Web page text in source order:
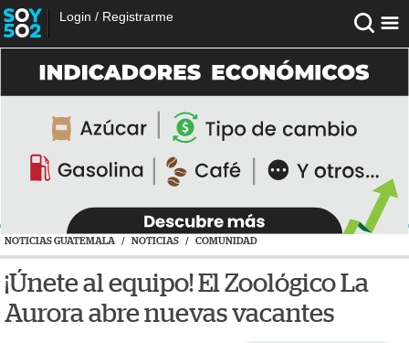
Login / Registrarme
NOTICIAS GUATEMALA / NOTICIAS / COMUNIDAD
¡Únete al equipo! El Zoológico La
Aurora abre nuevas vacantes